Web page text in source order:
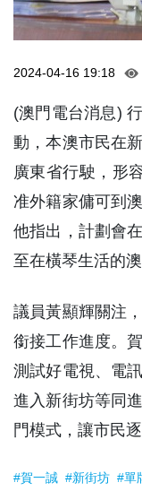
2024-04-16 19:18
(澳門電台消息)
動，本澳市民在
廣東省行駛，形
准外籍家傭可到
他指出，計劃會
至在橫琴生活的澳
議員黃顯輝關注
銜接工作進度。
測試好電視、電
進入新街坊等同
門模式，讓市民
#賀一誠 #新街坊 #單